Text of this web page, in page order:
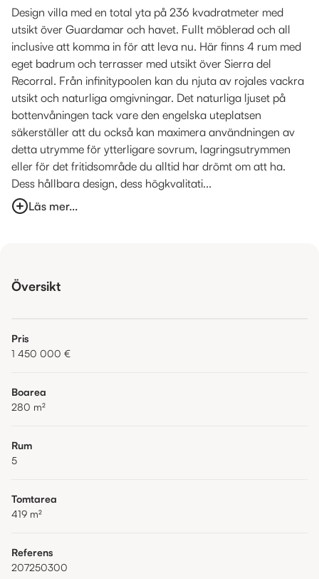
Design villa med en total yta på 236 kvadratmeter med
utsikt över Guardamar och havet. Fullt möblerad och all
inclusive att komma in för att leva nu. Här finns 4 rum med
eget badrum och terrasser med utsikt över Sierra del
Recorral. Från infinitypoolen kan du njuta av rojales vackra
utsikt och naturliga omgivningar. Det naturliga ljuset på
bottenvåningen tack vare den engelska uteplatsen
säkerställer att du också kan maximera användningen av
detta utrymme för ytterligare sovrum, lagringsutrymmen
eller för det fritidsområde du alltid har drömt om att ha.
Dess hållbara design, dess högkvalitati...
Läs mer...
Översikt
Pris
1 450 000 €
Boarea
280 m²
Rum
5
Tomtarea
419 m²
Referens
207250300